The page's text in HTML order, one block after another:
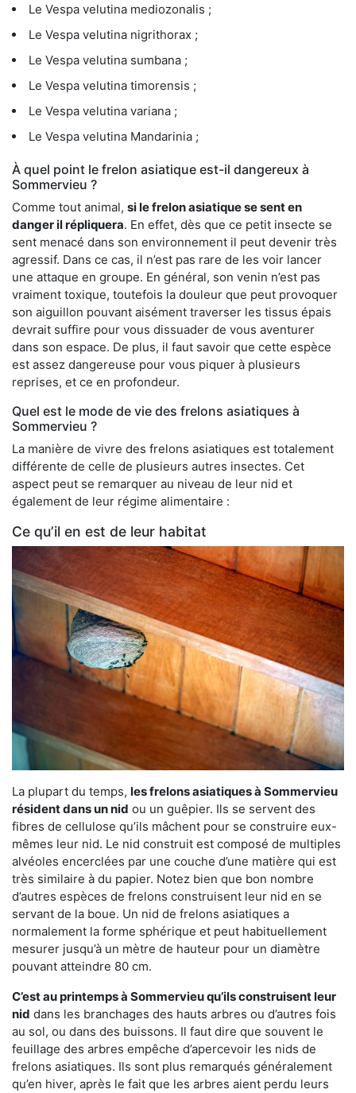
Le Vespa velutina mediozonalis ;
Le Vespa velutina nigrithorax ;
Le Vespa velutina sumbana ;
Le Vespa velutina timorensis ;
Le Vespa velutina variana ;
Le Vespa velutina Mandarinia ;
À quel point le frelon asiatique est-il dangereux à
Sommervieu ?
Comme tout animal, si le frelon asiatique se sent en
danger il répliquera. En effet, dès que ce petit insecte se
sent menacé dans son environnement il peut devenir très
agressif. Dans ce cas, il n’est pas rare de les voir lancer
une attaque en groupe. En général, son venin n’est pas
vraiment toxique, toutefois la douleur que peut provoquer
son aiguillon pouvant aisément traverser les tissus épais
devrait suffire pour vous dissuader de vous aventurer
dans son espace. De plus, il faut savoir que cette espèce
est assez dangereuse pour vous piquer à plusieurs
reprises, et ce en profondeur.
Quel est le mode de vie des frelons asiatiques à
Sommervieu ?
La manière de vivre des frelons asiatiques est totalement
différente de celle de plusieurs autres insectes. Cet
aspect peut se remarquer au niveau de leur nid et
également de leur régime alimentaire :
Ce qu’il en est de leur habitat
La plupart du temps, les frelons asiatiques à Sommervieu
résident dans un nid ou un guêpier. Ils se servent des
fibres de cellulose qu’ils mâchent pour se construire eux-
mêmes leur nid. Le nid construit est composé de multiples
alvéoles encerclées par une couche d’une matière qui est
très similaire à du papier. Notez bien que bon nombre
d’autres espèces de frelons construisent leur nid en se
servant de la boue. Un nid de frelons asiatiques a
normalement la forme sphérique et peut habituellement
mesurer jusqu’à un mètre de hauteur pour un diamètre
pouvant atteindre 80 cm.
C’est au printemps à Sommervieu qu’ils construisent leur
nid dans les branchages des hauts arbres ou d’autres fois
au sol, ou dans des buissons. Il faut dire que souvent le
feuillage des arbres empêche d’apercevoir les nids de
frelons asiatiques. Ils sont plus remarqués généralement
qu’en hiver, après le fait que les arbres aient perdu leurs